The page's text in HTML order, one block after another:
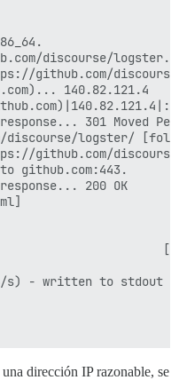
discourse/
github.com/
140.82.121.4
301 Moved
discourse/logster/
github.com/
github.com:443.
200 OK
[
s) - written to stdout
dirección IP razonable, se